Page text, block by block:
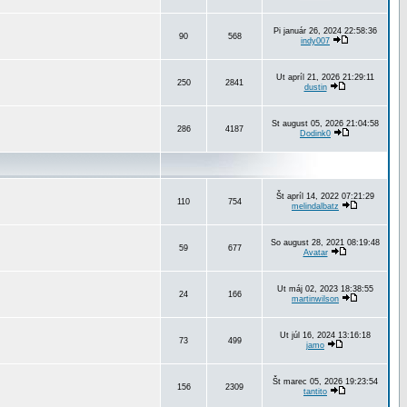
90 568
Pi január 26, 2024 22:58:36
indy007
250 2841
Ut apríl 21, 2026 21:29:11
dustin
286 4187
St august 05, 2026 21:04:58
Dodink0
110 754
Št apríl 14, 2022 07:21:29
melindalbatz
59 677
So august 28, 2021 08:19:48
Avatar
24 166
Ut máj 02, 2023 18:38:55
martinwilson
73 499
Ut júl 16, 2024 13:16:18
jamo
156 2309
Št marec 05, 2026 19:23:54
tantito